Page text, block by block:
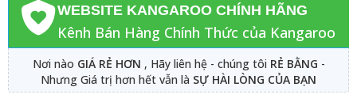
WEBSITE KANGAROO CHÍNH HÃNG
Kênh Bán Hàng Chính Thức của Kangaroo
Nơi nào GIÁ RẺ HƠN , Hãy liên hệ - chúng tôi RẺ BẰNG -
Nhưng Giá trị hơn hết vẫn là SỰ HÀI LÒNG CỦA BẠN